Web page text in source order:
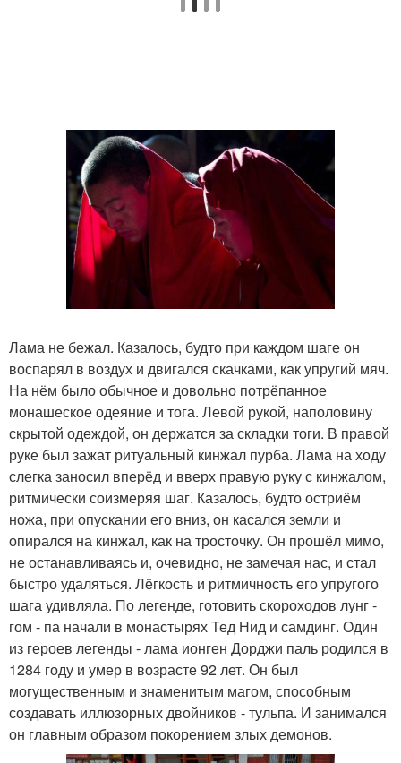
Лама не бежал. Казалось, будто при каждом шаге он
воспарял в воздух и двигался скачками, как упругий мяч.
На нём было обычное и довольно потрёпанное
монашеское одеяние и тога. Левой рукой, наполовину
скрытой одеждой, он держатся за складки тоги. В правой
руке был зажат ритуальный кинжал пурба. Лама на ходу
слегка заносил вперёд и вверх правую руку с кинжалом,
ритмически соизмеряя шаг. Казалось, будто остриём
ножа, при опускании его вниз, он касался земли и
опирался на кинжал, как на тросточку. Он прошёл мимо,
не останавливаясь и, очевидно, не замечая нас, и стал
быстро удаляться. Лёгкость и ритмичность его упругого
шага удивляла. По легенде, готовить скороходов лунг -
гом - па начали в монастырях Тед Нид и самдинг. Один
из героев легенды - лама ионген Дорджи паль родился в
1284 году и умер в возрасте 92 лет. Он был
могущественным и знаменитым магом, способным
создавать иллюзорных двойников - тульпа. И занимался
он главным образом покорением злых демонов.